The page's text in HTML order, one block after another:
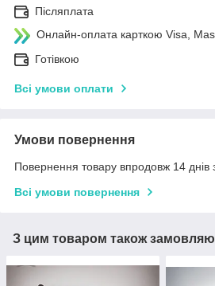
Післяплата
Онлайн-оплата карткою Visa,
Готівкою
Всі умови оплати
Умови повернення
Повернення товару впродовж 14 днів
Всі умови повернення
З цим товаром також